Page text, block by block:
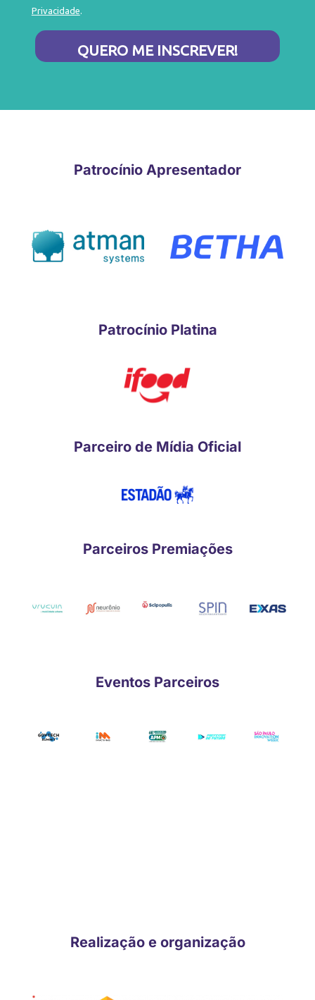
Privacidade.
QUERO ME INSCREVER!
Patrocínio Apresentador
Patrocínio Platina
Parceiro de Mídia Oficial
Parceiros Premiações
Eventos Parceiros
Realização e organização